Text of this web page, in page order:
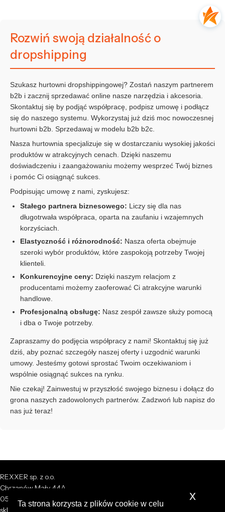
Rozwiń swoją działalność o
dropshipping
Szukasz hurtowni dropshippingowej? Zostań naszym partnerem
b2b i zacznij sprzedawać online nasze narzędzia i akcesoria.
Skontaktuj się by podjąć współpracę, podpisz umowę i podłącz
się do naszego systemu. Wykorzystaj już dziś moc nowoczesnej
hurtowni b2b. Sprzedawaj w modelu b2b b2c.
Nasza hurtownia specjalizuje się w dostarczaniu wysokiej jakości
produktów w atrakcyjnych cenach. Dzięki naszemu
doświadczeniu i zaangażowaniu możemy wesprzeć Twój biznes
i pomóc Ci osiągnąć sukces.
Podpisując umowę z nami, zyskujesz:
Stałego partnera biznesowego: Liczy się dla nas
długotrwała współpraca, oparta na zaufaniu i wzajemnych
korzyściach.
Elastyczność i różnorodność: Nasza oferta obejmuje
szeroki wybór produktów, które zaspokoją potrzeby Twojej
klienteli.
Konkurencyjne ceny: Dzięki naszym relacjom z
producentami możemy zaoferować Ci atrakcyjne warunki
handlowe.
Profesjonalną obsługę: Nasz zespół zawsze służy pomocą
i dba o Twoje potrzeby.
Zapraszamy do podjęcia współpracy z nami! Skontaktuj się już
dziś, aby poznać szczegóły naszej oferty i uzgodnić warunki
umowy. Jesteśmy gotowi sprostać Twoim oczekiwaniom i
wspólnie osiągnąć sukces na rynku.
Nie czekaj! Zainwestuj w przyszłość swojego biznesu i dołącz do
grona naszych zadowolonych partnerów. Zadzwoń lub napisz do
nas już teraz!
REXXER sp. z o.o.
Chrzanów Mały 44A
05-825 Grodzisk Mazowiecki
sklep@rexxer.pl
Ta strona korzysta z plików cookie w celu
x